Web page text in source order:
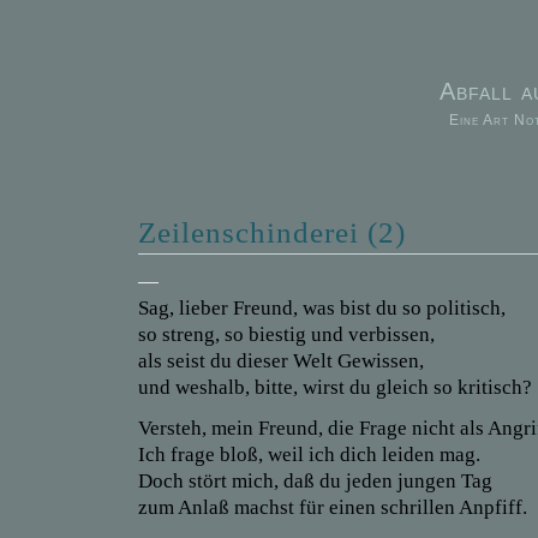
Abfall
Eine Art
Zeilenschinderei (2)
—
Sag, lieber Freund, was bist du so politisch,
so streng, so biestig und verbissen,
als seist du dieser Welt Gewissen,
und weshalb, bitte, wirst du gleich so kritisch?
Versteh, mein Freund, die Frage nicht als
Ich frage bloß, weil ich dich leiden mag.
Doch stört mich, daß du jeden jungen Tag
zum Anlaß machst für einen schrillen Anpfiff.